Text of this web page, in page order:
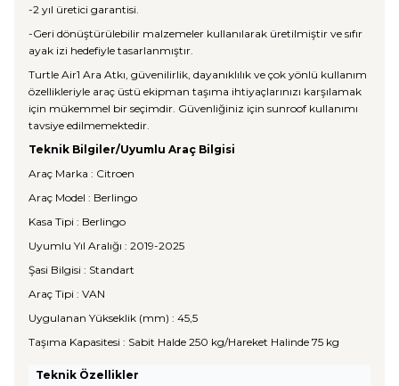
-2 yıl üretici garantisi.
-Geri dönüştürülebilir malzemeler kullanılarak üretilmiştir ve sıfır
ayak izi hedefiyle tasarlanmıştır.
Turtle Air1 Ara Atkı, güvenilirlik, dayanıklılık ve çok yönlü kullanım
özellikleriyle araç üstü ekipman taşıma ihtiyaçlarınızı karşılamak
için mükemmel bir seçimdir. Güvenliğiniz için sunroof kullanımı
tavsiye edilmemektedir.
Teknik Bilgiler/Uyumlu Araç Bilgisi
Araç Marka : Citroen
Araç Model : Berlingo
Kasa Tipi : Berlingo
Uyumlu Yıl Aralığı : 2019-2025
Şasi Bilgisi : Standart
Araç Tipi : VAN
Uygulanan Yükseklik (mm) : 45,5
Taşıma Kapasitesi : Sabit Halde 250 kg/Hareket Halinde 75 kg
Teknik Özellikler